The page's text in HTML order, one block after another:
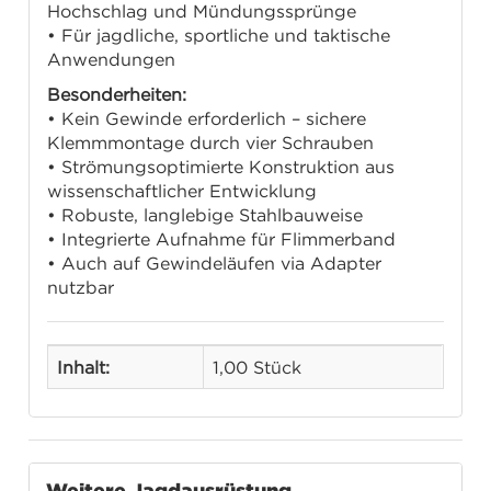
Hochschlag und Mündungssprünge
• Für jagdliche, sportliche und taktische
Anwendungen
Besonderheiten:
• Kein Gewinde erforderlich – sichere
Klemmmontage durch vier Schrauben
• Strömungsoptimierte Konstruktion aus
wissenschaftlicher Entwicklung
• Robuste, langlebige Stahlbauweise
• Integrierte Aufnahme für Flimmerband
• Auch auf Gewindeläufen via Adapter
nutzbar
Inhalt: 1,00 Stück